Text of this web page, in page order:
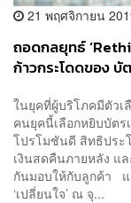
21 พฤศจิกายน
ถอดกลยุทธ์
ก้าวกระโดดของ บั
รอบ 20 ปี
ในยุคที่ผู้บริโภคมีตัวเ
คนยุคนี้เลือกหยิบบัตร
โปรโมชันดี สิทธิประ
เงินสดคืนภายหลัง แ
กันมอบให้กับลูกค้า
‘เปลี่ยนใจ’ ณ จุ...